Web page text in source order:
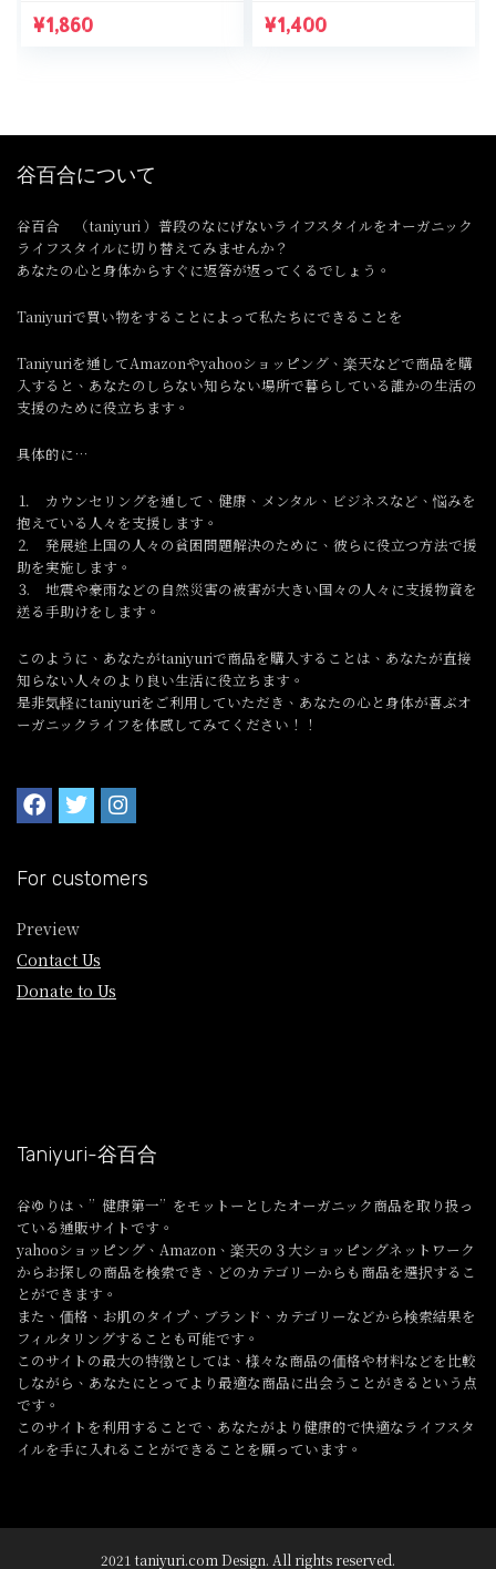
¥1,860 ¥1,400
谷百合について
谷百合 （taniyuri ）普段のなにげないライフスタイルをオーガニック
ライフスタイルに切り替えてみませんか？
あなたの心と身体からすぐに返答が返ってくるでしょう。
Taniyuriで買い物をすることによって私たちにできることを
Taniyuriを通してAmazonやyahooショッピング、楽天などで商品を購
入すると、あなたのしらない知らない場所で暮らしている誰かの生活の
支援のために役立ちます。
具体的に…
⒈ カウンセリングを通して、健康、メンタル、ビジネスなど、悩みを
抱えている人々を支援します。
⒉ 発展途上国の人々の貧困問題解決のために、彼らに役立つ方法で援
助を実施します。
⒊ 地震や豪雨などの自然災害の被害が大きい国々の人々に支援物資を
送る手助けをします。
このように、あなたがtaniyuriで商品を購入することは、あなたが直接
知らない人々のより良い生活に役立ちます。
是非気軽にtaniyuriをご利用していただき、あなたの心と身体が喜ぶオ
ーガニックライフを体感してみてください！！
For customers
Preview
Contact Us
Donate to Us
Taniyuri-谷百合
谷ゆりは、”健康第一”をモットーとしたオーガニック商品を取り扱っ
ている通販サイトです。
yahooショッピング、Amazon、楽天の３大ショッピングネットワーク
からお探しの商品を検索でき、どのカテゴリーからも商品を選択するこ
とができます。
また、価格、お肌のタイプ、ブランド、カテゴリーなどから検索結果を
フィルタリングすることも可能です。
このサイトの最大の特徴としては、様々な商品の価格や材料などを比較
しながら、あなたにとってより最適な商品に出会うことがきるという点
です。
このサイトを利用することで、あなたがより健康的で快適なライフスタ
イルを手に入れることができることを願っています。
2021 taniyuri.com Design. All rights reserved.